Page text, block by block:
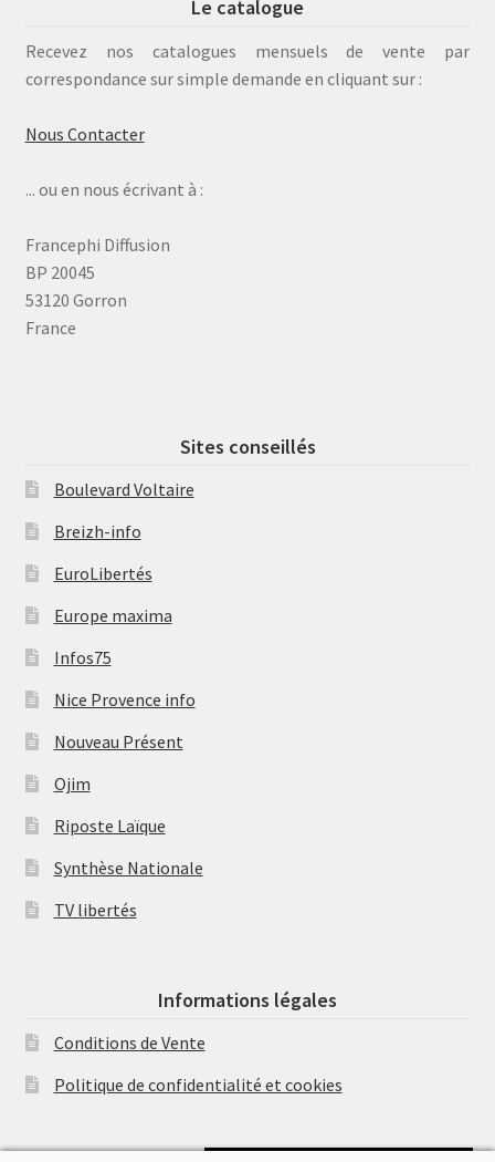
Le catalogue
Recevez nos catalogues mensuels de vente par
correspondance sur simple demande en cliquant sur :
Nous Contacter
... ou en nous écrivant à :
Francephi Diffusion
BP 20045
53120 Gorron
France
Sites conseillés
Boulevard Voltaire
Breizh-info
EuroLibertés
Europe maxima
Infos75
Nice Provence info
Nouveau Présent
Ojim
Riposte Laïque
Synthèse Nationale
TV libertés
Informations légales
Conditions de Vente
Politique de confidentialité et cookies